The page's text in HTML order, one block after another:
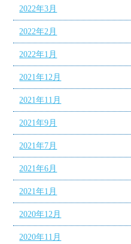
2022年3月
2022年2月
2022年1月
2021年12月
2021年11月
2021年9月
2021年7月
2021年6月
2021年1月
2020年12月
2020年11月